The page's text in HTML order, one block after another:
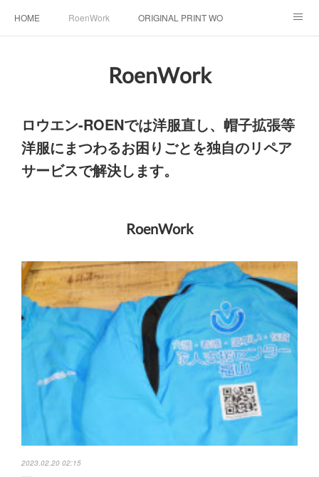
HOME RoenWork ORIGINAL PRINT WORK SHOP
1枚プリント DTF転写プリント
転写（カッティングシート）昇華転写プリント
シルクスクリーン その他 お問い合わせ
RoenWork
ロウエン-ROENでは洋服直し、帽子拡張等
洋服にまつわるお困りごとを独自のリペア
サービスで解決します。
RoenWork
2023.02.20 02:15